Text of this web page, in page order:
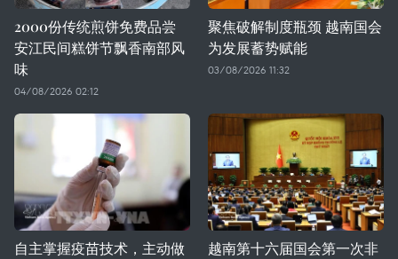
2000份传统煎饼免费品尝
安江民间糕饼节飘香南部风
味
04/08/2026 02:12
聚焦破解制度瓶颈 越南国会
为发展蓄势赋能
03/08/2026 11:32
自主掌握疫苗技术，主动做
越南第十六届国会第一次非